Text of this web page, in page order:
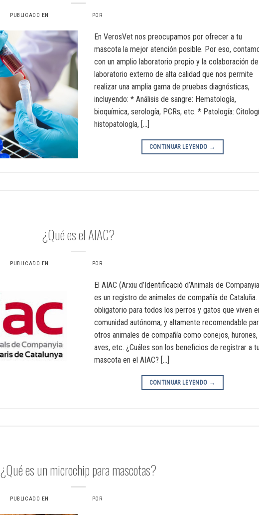
PUBLICADO EN POR
En VerosVet nos preocupamos por ofrecer a tu
mascota la mejor atención posible. Por eso,
con un amplio laboratorio propio y la colaboración de
laboratorio externo de alta calidad que nos permite
realizar una amplia gama de pruebas diagnósticas,
incluyendo: * Análisis de sangre: Hematología,
bioquímica, serología, PCRs, etc. * Patología:
histopatología, […]
CONTINUAR LEYENDO →
¿Qué es el AIAC?
PUBLICADO EN POR
El AIAC (Arxiu d’Identificació d’Animals de
es un registro de animales de compañía de Cataluña.
obligatorio para todos los perros y gatos que viven
comunidad autónoma, y ​​altamente recomendable
otros animales de compañía como conejos, hurones,
aves, etc. ¿Cuáles son los beneficios de registrar a tu
mascota en el AIAC? […]
CONTINUAR LEYENDO →
¿Qué es un microchip para mascotas?
PUBLICADO EN POR